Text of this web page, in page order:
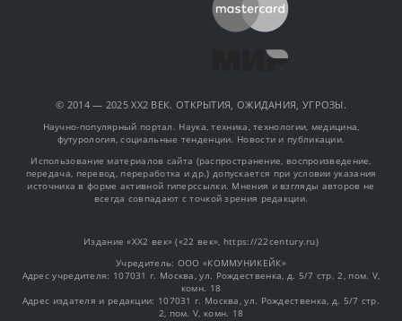
© 2014 — 2025 XX2 ВЕК. ОТКРЫТИЯ, ОЖИДАНИЯ, УГРОЗЫ.
Научно-популярный портал. Наука, техника, технологии, медицина,
футурология, социальные тенденции. Новости и публикации.
Использование материалов сайта (распространение, воспроизведение,
передача, перевод, переработка и др.) допускается при условии указания
источника в форме активной гиперссылки. Мнения и взгляды авторов не
всегда совпадают с точкой зрения редакции.
Издание «XX2 век» («22 век», https://22century.ru)
Учредитель: OOO «КОММУНИКЕЙК»
Адрес учредителя: 107031 г. Москва, ул. Рождественка, д. 5/7 стр. 2, пом. V,
комн. 18
Адрес издателя и редакции: 107031 г. Москва, ул. Рождественка, д. 5/7 стр.
2, пом. V, комн. 18